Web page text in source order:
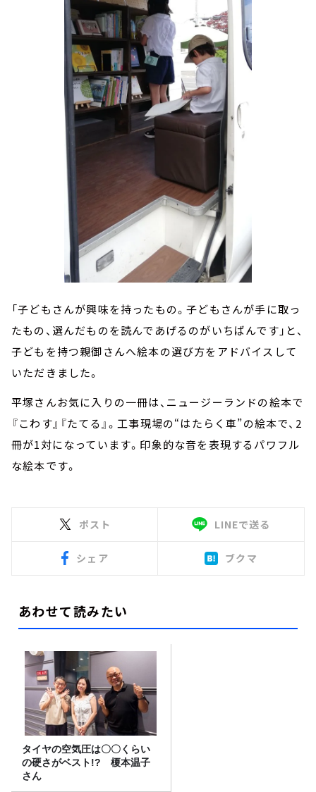
「子どもさんが興味を持ったもの。子どもさんが手に取っ
たもの、選んだものを読んであげるのがいちばんです」と、
子どもを持つ親御さんへ絵本の選び方をアドバイスして
いただきました。
平塚さんお気に入りの一冊は、ニュージーランドの絵本で
『こわす』『たてる』。工事現場の“はたらく車”の絵本で、2
冊が1対になっています。印象的な音を表現するパワフル
な絵本です。
ポスト LINEで送る
シェア ブクマ
あわせて読みたい
タイヤの空気圧は〇〇くらい
の硬さがベスト!? 榎本温子
さん